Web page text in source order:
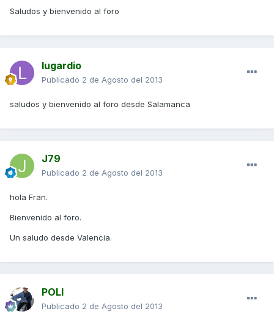
Saludos y bienvenido al foro
lugardio
Publicado 2 de Agosto del 2013
saludos y bienvenido al foro desde Salamanca
J79
Publicado 2 de Agosto del 2013
hola Fran.
Bienvenido al foro.
Un saludo desde Valencia.
POLI
Publicado 2 de Agosto del 2013